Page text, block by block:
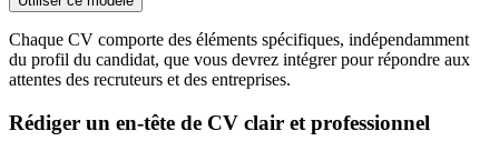
Chaque CV comporte des éléments spécifiques, indépendamment
du profil du candidat, que vous devrez intégrer pour répondre aux
attentes des recruteurs et des entreprises.
Rédiger un en-tête de CV clair et professionnel